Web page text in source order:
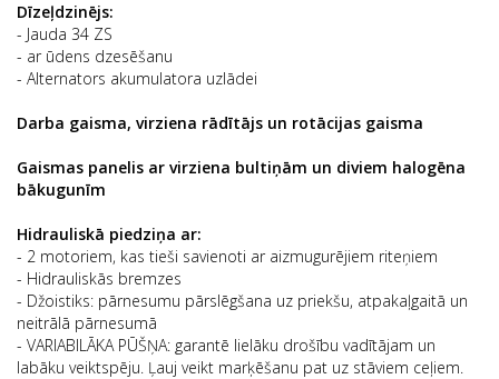
Dīzeļdzinējs:
- Jauda 34 ZS
- ar ūdens dzesēšanu
- Alternators akumulatora uzlādei
Darba gaisma, virziena rādītājs un rotācijas gaisma
Gaismas panelis ar virziena bultiņām un diviem halogēna
bākugunīm
Hidrauliskā piedziņa ar:
- 2 motoriem, kas tieši savienoti ar aizmugurējiem riteņiem
- Hidrauliskās bremzes
- Džoistiks: pārnesumu pārslēgšana uz priekšu, atpakaļgaitā un
neitrālā pārnesumā
- VARIABILĀKA PŪŠŅA: garantē lielāku drošību vadītājam un
labāku veiktspēju. Ļauj veikt marķēšanu pat uz stāviem ceļiem.